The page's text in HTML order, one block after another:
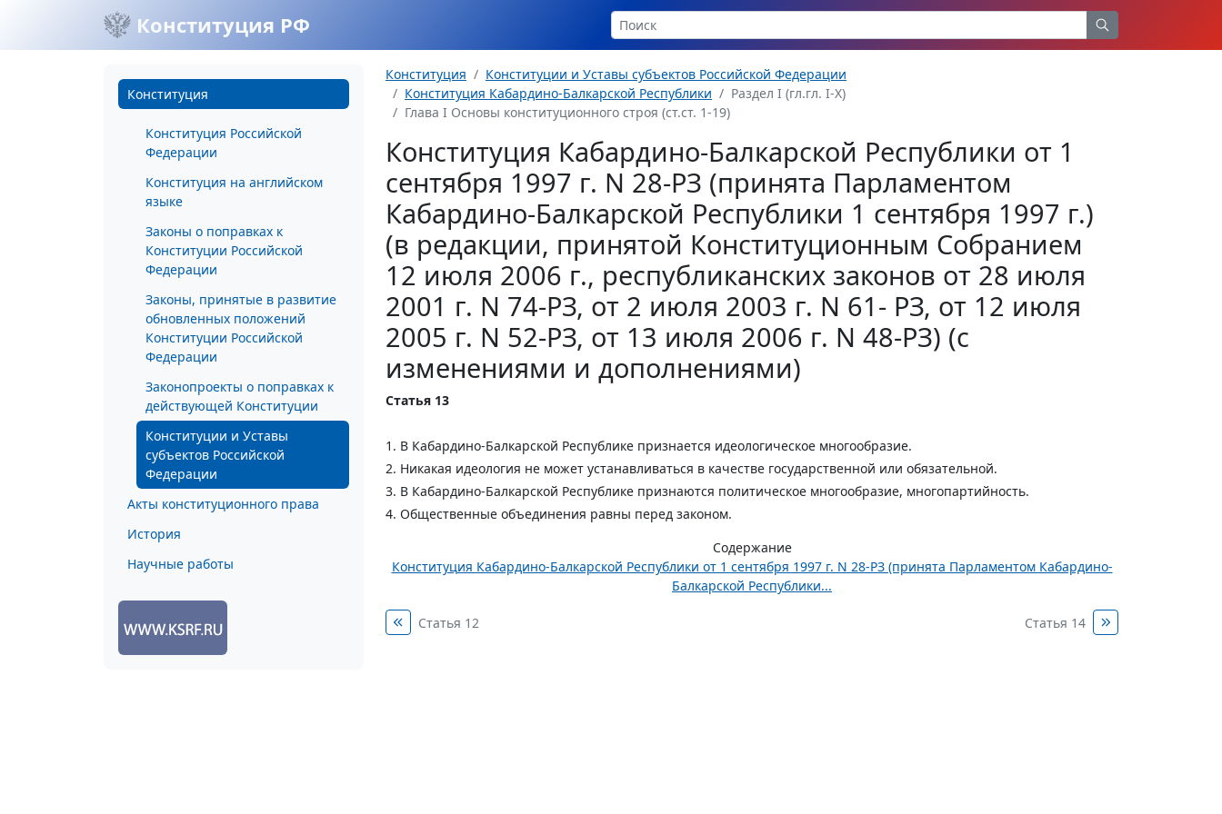
Конституция РФ
Конституция
Конституция Российской
Федерации
Конституция на английском
языке
Законы о поправках к
Конституции Российской
Федерации
Законы, принятые в развитие
обновленных положений
Конституции Российской
Федерации
Законопроекты о поправках к
действующей Конституции
Конституции и Уставы
субъектов Российской
Федерации
Акты конституционного права
История
Научные работы
Конституция
Конституции и Уставы субъектов Российской Федерации
Конституция Кабардино-Балкарской Республики
Раздел I (гл.гл. I-X)
Глава I Основы конституционного строя (ст.ст. 1-19)
Конституция Кабардино-Балкарской Республики от 1
сентября 1997 г. N 28-РЗ (принята Парламентом
Кабардино-Балкарской Республики 1 сентября 1997 г.)
(в редакции, принятой Конституционным Собранием
12 июля 2006 г., республиканских законов от 28 июля
2001 г. N 74-РЗ, от 2 июля 2003 г. N 61- РЗ, от 12 июля
2005 г. N 52-РЗ, от 13 июля 2006 г. N 48-РЗ) (с
изменениями и дополнениями)
Статья 13
1. В Кабардино-Балкарской Республике признается идеологическое многообразие.
2. Никакая идеология не может устанавливаться в качестве государственной или обязательной.
3. В Кабардино-Балкарской Республике признаются политическое многообразие, многопартийность.
4. Общественные объединения равны перед законом.
Содержание
Конституция Кабардино-Балкарской Республики от 1 сентября 1997 г. N 28-РЗ (принята Парламентом Кабардино-
Балкарской Республики...
Статья 12 Статья 14